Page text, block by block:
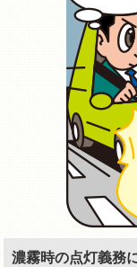
濃霧時の点灯義務